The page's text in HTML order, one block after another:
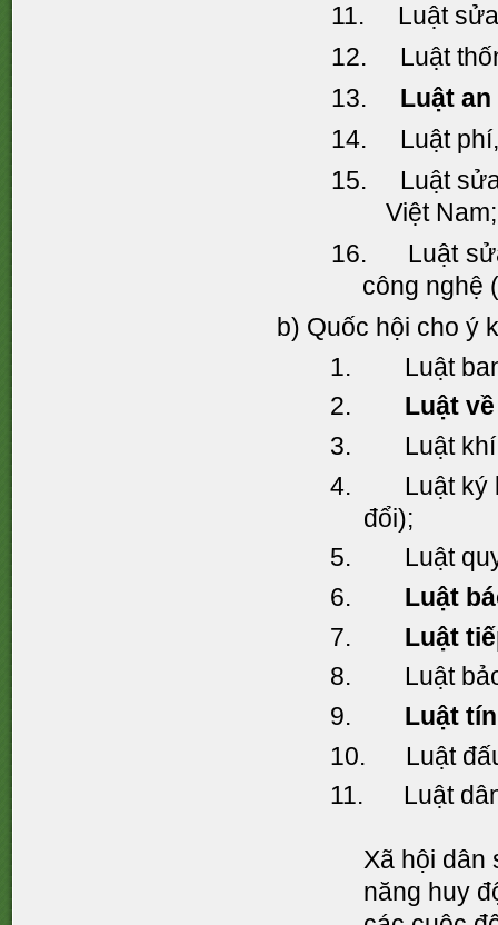
11. Luật sửa
12. Luật
13. Luật
14. Luật phí,
15. Luật sửa
Việt Nam;
16. Luật sửa
công nghệ
b) Quốc hội cho ý
1. Luật ban
2. Luật
3. Luật khí
4. Luật ký
đổi);
5. Luật quy
6. Luật
7. Luật
8. Luật bảo
9. Luật
10. Luật
11. Luật
Xã hội dân
năng huy